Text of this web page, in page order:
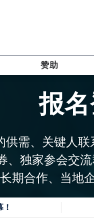
赞助
报
供需、关键人
、独家参会交
期合作、当地